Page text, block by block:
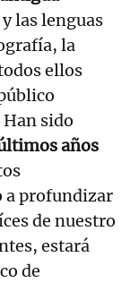
las lenguas
la
ellos
sido
años
a profundizar
de nuestro
estará
de